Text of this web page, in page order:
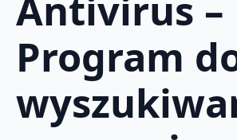
Program